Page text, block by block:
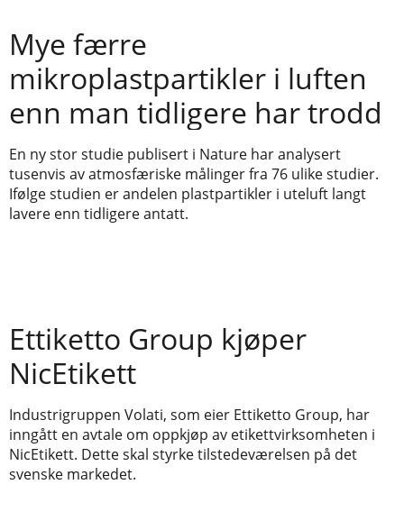
Mye færre
mikroplastpartikler i luften
enn man tidligere har trodd
En ny stor studie publisert i Nature har analysert
tusenvis av atmosfæriske målinger fra 76 ulike studier.
Ifølge studien er andelen plastpartikler i uteluft langt
lavere enn tidligere antatt.
Ettiketto Group kjøper
NicEtikett
Industrigruppen Volati, som eier Ettiketto Group, har
inngått en avtale om oppkjøp av etikettvirksomheten i
NicEtikett. Dette skal styrke tilstedeværelsen på det
svenske markedet.